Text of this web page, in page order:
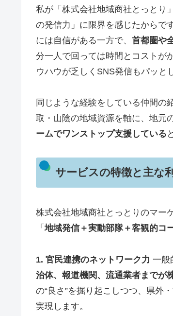
私が「株式会社地域商社とっとり
の発信力」に限界を感じたからで
には自信がある一方で、 首都圏や
分一人で回っては時間とコストが
ウハウが乏しくSNS発信もパッと
同じような経験をしている仲間の
取・山陰の地域資源を軸に、地元
ームでワンストップ支援している
サービスの特徴と主な
株式会社地域商社とっとりのマー
「地域発信＋実動部隊＋客観的コ
1. 官民連携のネットワーク力 一般
治体、報道機関、流通業者までが
の“良さ”を掘り起こしつつ、県外
実現します。